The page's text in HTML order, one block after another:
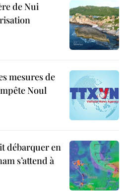
de Nui
mesures de
Noul
débarquer en
s’attend à